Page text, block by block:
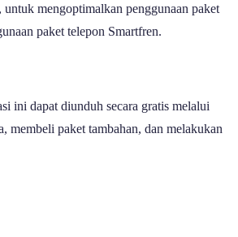
mengoptimalkan penggunaan paket
paket telepon Smartfren.
ini dapat diunduh secara gratis melalui
membeli paket tambahan, dan melakukan